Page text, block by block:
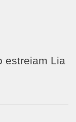
estreiam Lia